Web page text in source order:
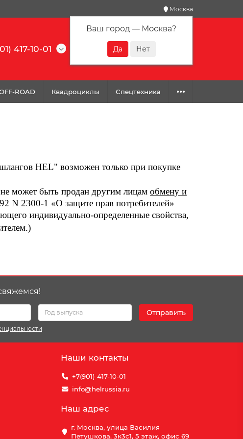
Москва
Ваш город — Москва?
417-10-01
ROAD Квадроциклы Спецтехника
HEL" возможен только при покупке
может быть продан другим лицам обмену и
N 2300-1 «О защите прав потребителей»
индивидуально-определенные свойства,
Отправить
Наши контакты
+7(901) 417-10-01
info@helrussia.ru
Наш адрес
г. Москва, улица Василия
Петушкова, 3к3c1, 5 этаж, офис 69